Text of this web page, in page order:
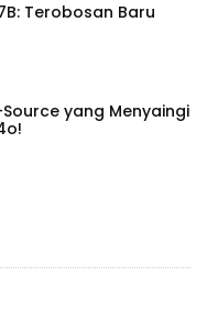
Terobosan Baru
yang Menyaingi